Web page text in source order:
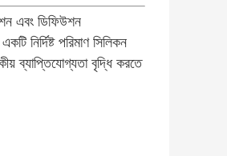
এবং ডিফিউশন
নির্দিষ্ট পরিমাণ সিলিকন
ব্যাপ্তিযোগ্যতা বৃদ্ধি করতে